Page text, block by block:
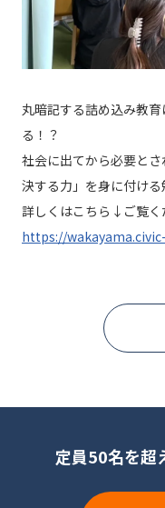
丸暗記する詰め込み教
る！？
社会に出てから必要と
決する力」を身に付け
詳しくはこちら↓ご覧く
https://
定員50名を超